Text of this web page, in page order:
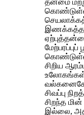
தன்மை
சிறிய
உலோகங்கள்
சிவப்பு
சிறந்த
இல்லை,